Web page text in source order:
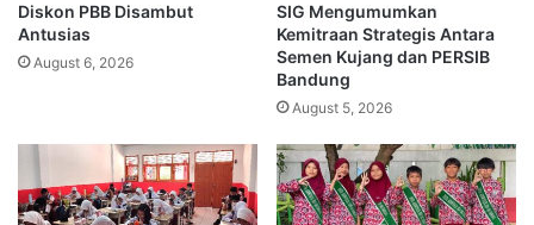
Diskon PBB Disambut
Antusias
August 6, 2026
SIG Mengumumkan
Kemitraan Strategis Antara
Semen Kujang dan PERSIB
Bandung
August 5, 2026